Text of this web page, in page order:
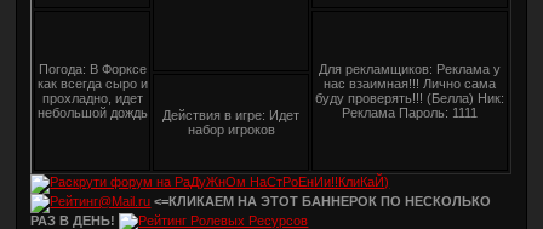
Погода: В Форксе
как всегда сыро и
прохладно, идет
небольшой дождь
Для рекламщиков: Реклама у
нас взаимная!!! Лично сама
буду проверять!!! (Белла) Ник:
Реклама Пароль: 1111
Действия в игре: Идет
набор игроков
<=КЛИКАЕМ НА ЭТОТ БАННЕРОК ПО НЕСКОЛЬКО
РАЗ В ДЕНЬ!